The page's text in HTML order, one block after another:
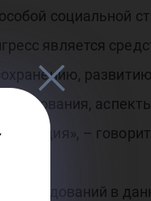
социальной
является
–
в